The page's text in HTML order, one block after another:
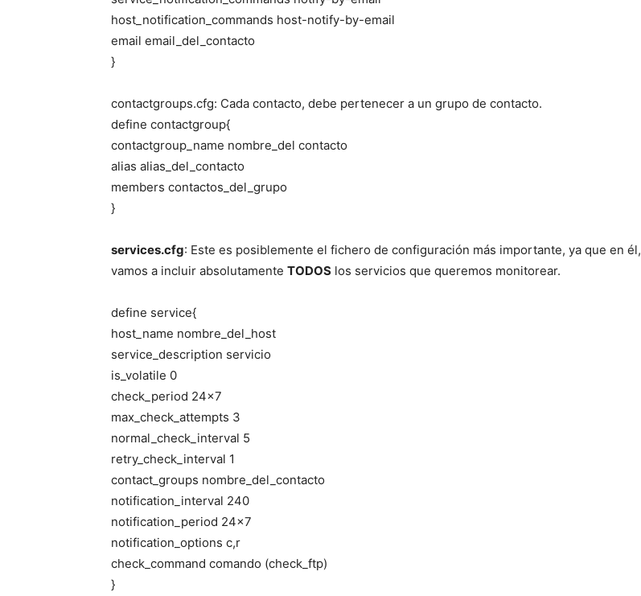
host_notification_commands host-notify-by-email
email email_del_contacto
}
contactgroups.cfg: Cada contacto, debe pertenecer a un grupo de contacto.
define contactgroup{
contactgroup_name nombre_del contacto
alias alias_del_contacto
members contactos_del_grupo
}
services.cfg: Este es posiblemente el fichero de configuración más importante, ya que en él,
vamos a incluir absolutamente TODOS los servicios que queremos monitorear.
define service{
host_name nombre_del_host
service_description servicio
is_volatile 0
check_period 24×7
max_check_attempts 3
normal_check_interval 5
retry_check_interval 1
contact_groups nombre_del_contacto
notification_interval 240
notification_period 24×7
notification_options c,r
check_command comando (check_ftp)
}